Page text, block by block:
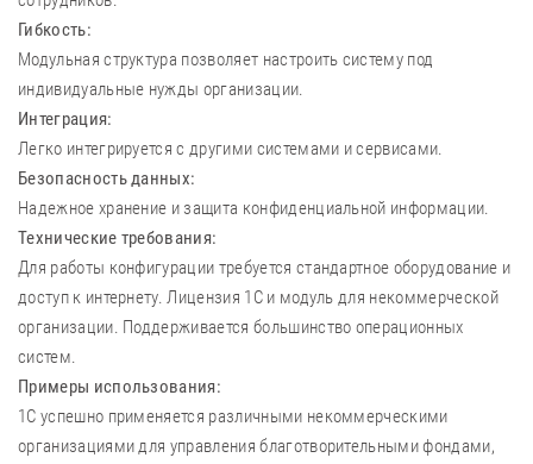
Гибкость:
Модульная структура позволяет настроить систему под
индивидуальные нужды организации.
Интеграция:
Легко интегрируется с другими системами и сервисами.
Безопасность данных:
Надежное хранение и защита конфиденциальной информации.
Технические требования:
Для работы конфигурации требуется стандартное оборудование и
доступ к интернету. Лицензия 1С и модуль для некоммерческой
организации. Поддерживается большинство операционных
систем.
Примеры использования:
1С успешно применяется различными некоммерческими
организациями для управления благотворительными фондами,